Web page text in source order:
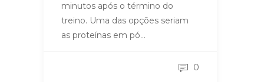
minutos após o término do
treino. Uma das opções seriam
as proteínas em pó…
0